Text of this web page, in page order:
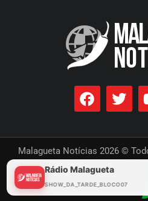
Malagueta Notícias 2026 ©
Desenvolvido por
Rádio Malagueta
SHOW_DA_TARDE_BLOCO07